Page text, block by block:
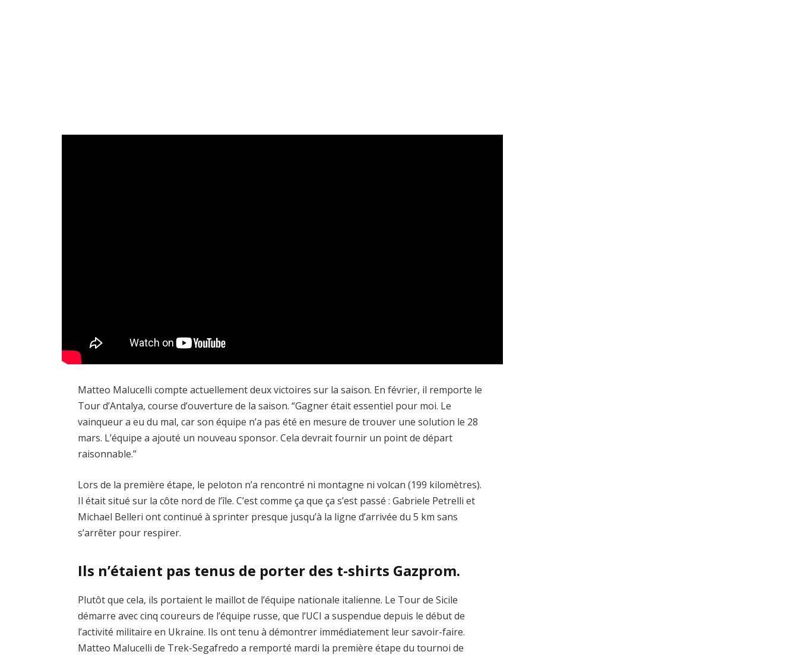
Matteo Malucelli compte actuellement deux victoires sur la saison. En février, il remporte le
Tour d’Antalya, course d’ouverture de la saison. “Gagner était essentiel pour moi. Le
vainqueur a eu du mal, car son équipe n’a pas été en mesure de trouver une solution le 28
mars. L’équipe a ajouté un nouveau sponsor. Cela devrait fournir un point de départ
raisonnable.”
Lors de la première étape, le peloton n’a rencontré ni montagne ni volcan (199 kilomètres).
Il était situé sur la côte nord de l’île. C’est comme ça que ça s’est passé : Gabriele Petrelli et
Michael Belleri ont continué à sprinter presque jusqu’à la ligne d’arrivée du 5 km sans
s’arrêter pour respirer.
Ils n’étaient pas tenus de porter des t-shirts Gazprom.
Plutôt que cela, ils portaient le maillot de l’équipe nationale italienne. Le Tour de Sicile
démarre avec cinq coureurs de l’équipe russe, que l’UCI a suspendue depuis le début de
l’activité militaire en Ukraine. Ils ont tenu à démontrer immédiatement leur savoir-faire.
Matteo Malucelli de Trek-Segafredo a remporté mardi la première étape du tournoi de